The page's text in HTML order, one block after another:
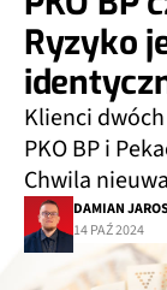
Ryzyko
Klienci
PKO BP i
Chwila
DAMIAN
14 PAŹ 2024